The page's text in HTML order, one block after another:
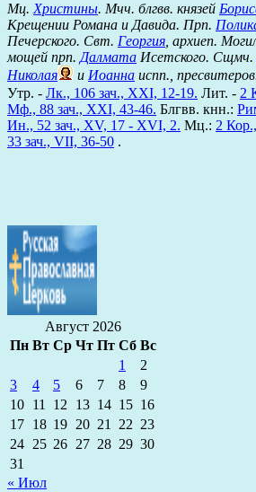
Мц.Христины. Мчч. блгвв. князей
Крещении Романа и Давида. Прп.
Печерского. Свт. Георгия, архиеп.
мощей прп.Далмата Исетского. Сщмч.
Николая
и Иоанна испп.,
Утр. - Лк., 106 зач., XXI, 12-19. Лит. - 2
Мф., 88 зач., XXI, 43-46. Блгвв. кнн.:
Ин., 52 зач., XV, 17 - XVI, 2. Мц.: 2
33 зач., VII, 36-50 .
Август 2026
Пн Вт Ср Чт Пт Сб Вс
1
2
3
4 5 6 7 8
9
10 11 12 13 14 15 16
17 18 19 20 21 22 23
24 25 26 27 28 29 30
31
« Июл